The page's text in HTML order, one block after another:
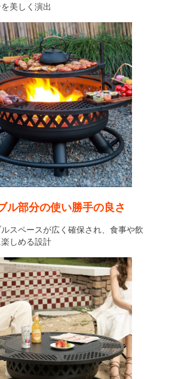
美しく演出
ル部分の使い勝手の良さ
スペースが広く確保され、食事や飲
しめる設計